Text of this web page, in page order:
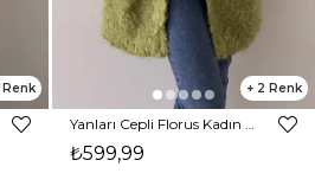
2
₺599,99